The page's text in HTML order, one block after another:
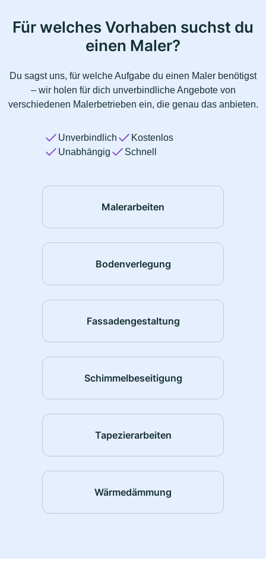
Für welches Vorhaben suchst du
einen Maler?
Du sagst uns, für welche Aufgabe du einen Maler benötigst
– wir holen für dich unverbindliche Angebote von
verschiedenen Malerbetrieben ein, die genau das anbieten.
Unverbindlich
Kostenlos
Unabhängig
Schnell
Malerarbeiten
Bodenverlegung
Fassadengestaltung
Schimmelbeseitigung
Tapezierarbeiten
Wärmedämmung